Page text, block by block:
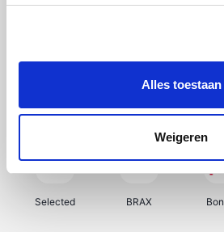
Alles toestaan
Weigeren
Samsung My Jewellery
Selected BRAX